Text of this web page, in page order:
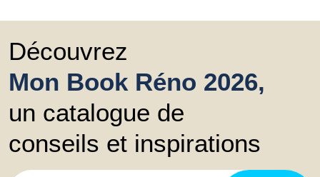
Découvrez
Mon Book Réno 2026,
un catalogue de
conseils et inspirations